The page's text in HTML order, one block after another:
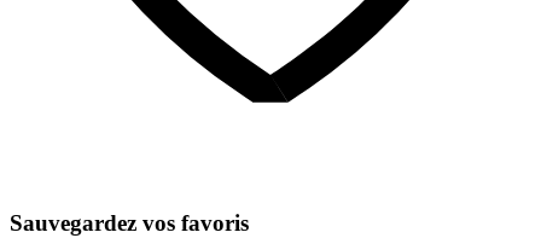
Sauvegardez vos favoris